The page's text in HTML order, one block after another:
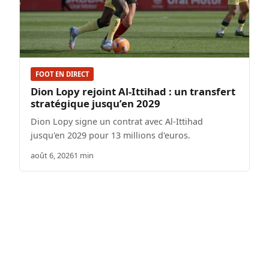
FOOT EN DIRECT
Dion Lopy rejoint Al-Ittihad : un transfert
stratégique jusqu’en 2029
Dion Lopy signe un contrat avec Al-Ittihad
jusqu'en 2029 pour 13 millions d'euros.
août 6, 20261 min